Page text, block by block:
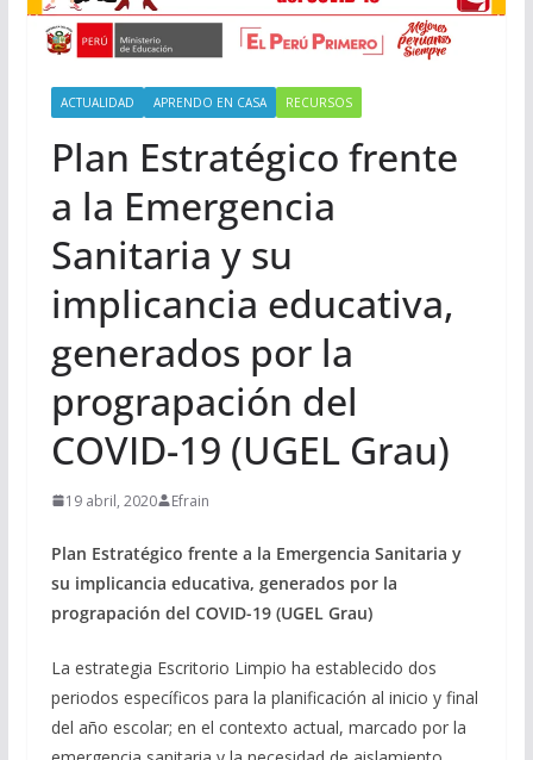
ACTUALIDAD APRENDO EN CASA RECURSOS
Plan Estratégico frente
a la Emergencia
Sanitaria y su
implicancia educativa,
generados por la
prograpación del
COVID-19 (UGEL Grau)
19 abril, 2020 Efrain
Plan Estratégico frente a la Emergencia Sanitaria y
su implicancia educativa, generados por la
prograpación del COVID-19 (UGEL Grau)
La estrategia Escritorio Limpio ha establecido dos
periodos específicos para la planificación al inicio y final
del año escolar; en el contexto actual, marcado por la